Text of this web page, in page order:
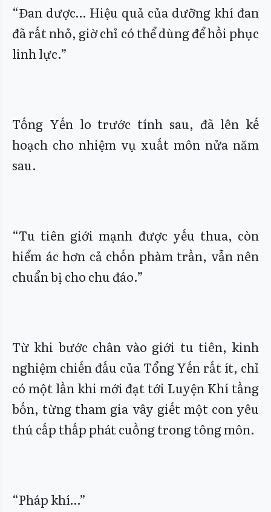
“Đan dược… Hiệu quả của dưỡng khí đan
đã rất nhỏ, giờ chỉ có thể dùng để hồi phục
linh lực.”
Tống Yến lo trước tính sau, đã lên kế
hoạch cho nhiệm vụ xuất môn nửa năm
sau.
“Tu tiên giới mạnh được yếu thua, còn
hiểm ác hơn cả chốn phàm trần, vẫn nên
chuẩn bị cho chu đáo.”
Từ khi bước chân vào giới tu tiên, kinh
nghiệm chiến đấu của Tổng Yến rất ít, chỉ
có một lần khi mới đạt tới Luyện Khí tầng
bốn, từng tham gia vây giết một con yêu
thú cấp thấp phát cuồng trong tông môn.
“Pháp khí…”